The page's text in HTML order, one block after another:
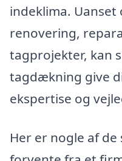
indeklima.
renovering,
tagprojekter, kan
tagdækning give
ekspertise og
Her er nogle af de